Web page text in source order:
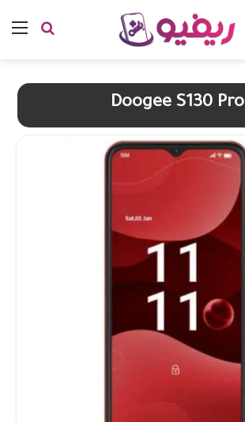
بحث
Doogee S130 Pro